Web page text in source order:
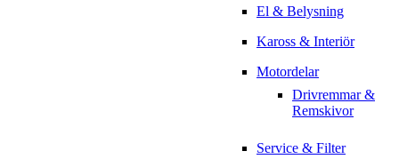
El & Belysning
Kaross & Interiör
Motordelar
Drivremmar &
Remskivor
Service & Filter